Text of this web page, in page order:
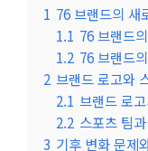
1 76 브랜드의 새
1.1 76 브랜드
1.2 76 브랜드
2 브랜드 로고와
2.1 브랜드 로
2.2 스포츠 팀
3 기후 변화 문제